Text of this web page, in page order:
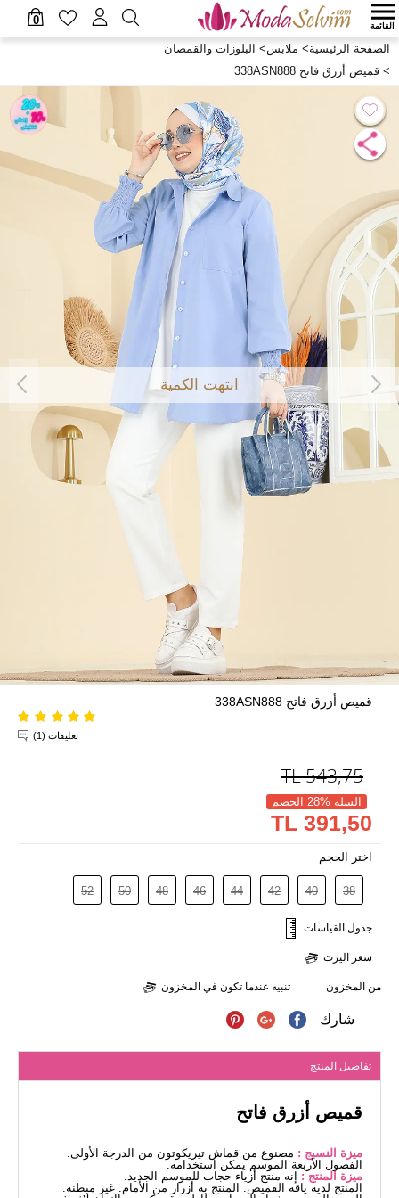
0 القائمة
الصفحة الرئيسية> ملابس> البلوزات والقمصان
> قميص أزرق فاتح 338ASN888
انتهت الكمية
قميص أزرق فاتح 338ASN888
تعليقات (1)
543,75
TL
السلة %28 الخصم
391,50 TL
اختر الحجم
38
40
42
44
46
48
50
52
جدول القياسات
سعر اليرت
من المخزون تنبيه عندما تكون في المخزون
شارك
تفاصيل المنتج
قميص أزرق فاتح
ميزة النسيج : مصنوع من قماش تيريكوتون من الدرجة الأولى.
الفصول الأربعة الموسم يمكن استخدامه.
ميزة المنتج : إنه منتج أزياء حجاب للموسم الجديد.
المنتج لديه ياقة القميص. المنتج به أزرار من الأمام. غير مبطنة.